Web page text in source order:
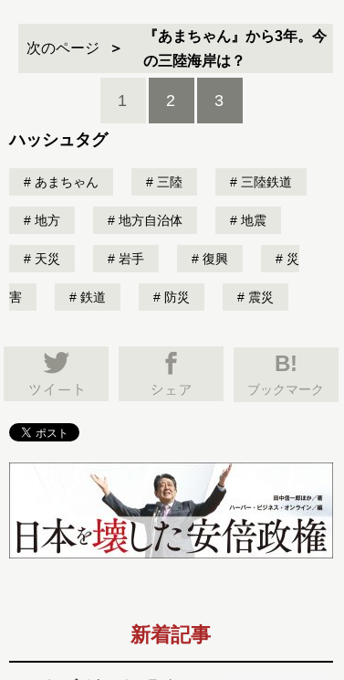
次のページ
『あまちゃん』から3年。今
の三陸海岸は？
1 2 3
ハッシュタグ
あまちゃん 三陸 三陸鉄道
地方 地方自治体 地震
天災 岩手 復興 災
害 鉄道 防災 震災
B!
ブックマーク
新着記事